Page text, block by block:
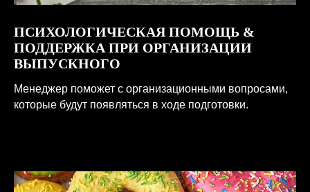
ПСИХОЛОГИЧЕСКАЯ ПОМОЩЬ &
ПОДДЕРЖКА ПРИ ОРГАНИЗАЦИИ
ВЫПУСКНОГО
Менеджер поможет с организационными вопросами,
которые будут появляться в ходе подготовки.